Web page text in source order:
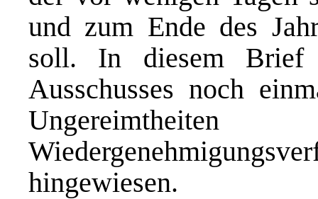
und zum Ende des
soll. In diesem Brief
Ausschusses noch
hingewiesen.